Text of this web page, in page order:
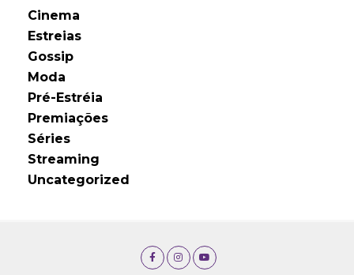
Cinema
Estreias
Gossip
Moda
Pré-Estréia
Premiações
Séries
Streaming
Uncategorized